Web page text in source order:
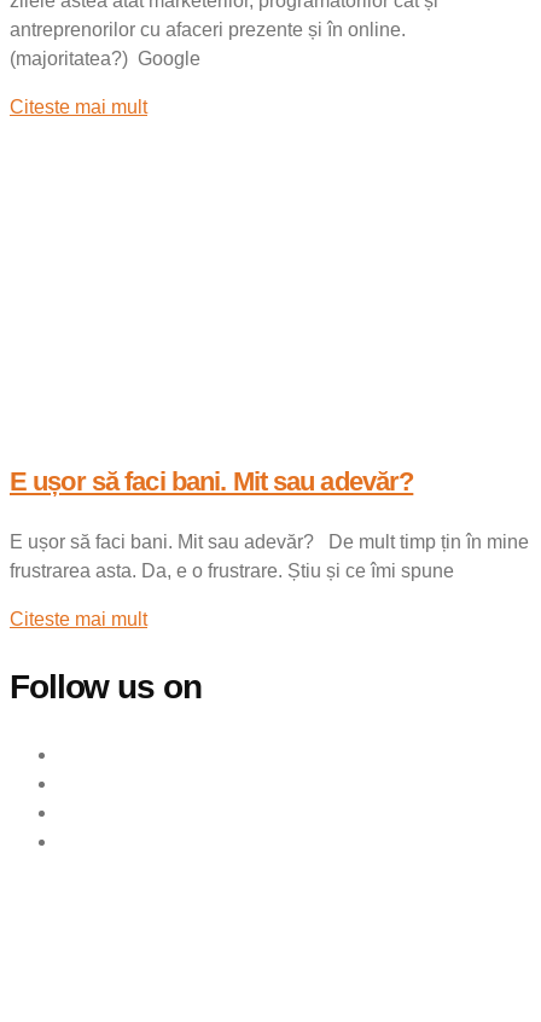
antreprenorilor cu afaceri prezente și în online.
(majoritatea?) Google
Citeste mai mult
E ușor să faci bani. Mit sau adevăr?
E ușor să faci bani. Mit sau adevăr? De mult timp țin în mine
frustrarea asta. Da, e o frustrare. Știu și ce îmi spune
Citeste mai mult
Follow us on